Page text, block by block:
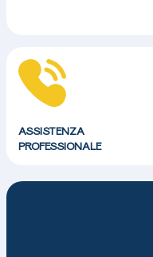
ASSISTENZA
PROFESSIONALE